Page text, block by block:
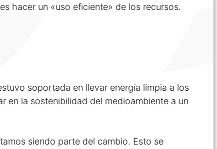
hacer un «uso eficiente» de los recursos.
soportada en llevar energía limpia a los
en la sostenibilidad del medioambiente a un
siendo parte del cambio. Esto se